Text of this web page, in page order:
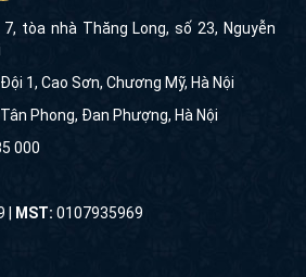
7, tòa nhà Thăng Long, số 23, Nguyễn
Đội 1, Cao Sơn, Chương Mỹ, Hà Nội
Tân Phong, Đan Phượng, Hà Nội
000
| MST: 0107935969